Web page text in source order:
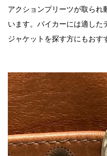
アクションプリーツが取られ
います。バイカーには適した
ジャケットを探す方にもおす